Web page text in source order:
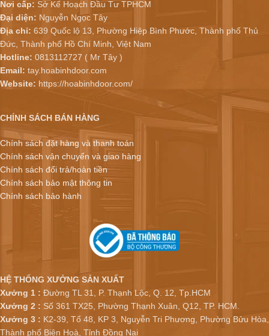
Nơi cấp: Sở Kế Hoạch Đầu Tư TPHCM
Đại diện: Nguyễn Ngọc Tây
Địa chỉ: 639 Quốc lộ 13, Phường Hiệp Bình Phước, Thành phố Thủ
Đức, Thành phố Hồ Chí Minh, Việt Nam
Hotline: 0813112727 ( Mr Tây )
Email: tay.hoabinhdoor.com
Website: https://hoabinhdoor.com/
CHÍNH SÁCH BÁN HÀNG
Chính sách đặt hàng và thanh toán
Chính sách vận chuyển và giao hàng
Chính sách đổi trả/hoàn tiền
Chính sách bảo mật thông tin
Chính sách bảo hành
HỆ THỐNG XƯỞNG SẢN XUẤT
Xưởng 1 : Đường TL 31, P. Thạnh Lộc, Q. 12, Tp.HCM
Xưởng 2 : Số 361 TX25, Phường Thạnh Xuân, Q12, TP. HCM.
Xưởng 3 : K2-39, Tổ 48, KP 3, Nguyễn Tri Phương, Phường Bửu Hòa,
Thành phố Biên Hoà, Tỉnh Đồng Nai